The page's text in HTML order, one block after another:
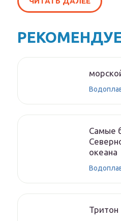
Самые
океана
Тритон